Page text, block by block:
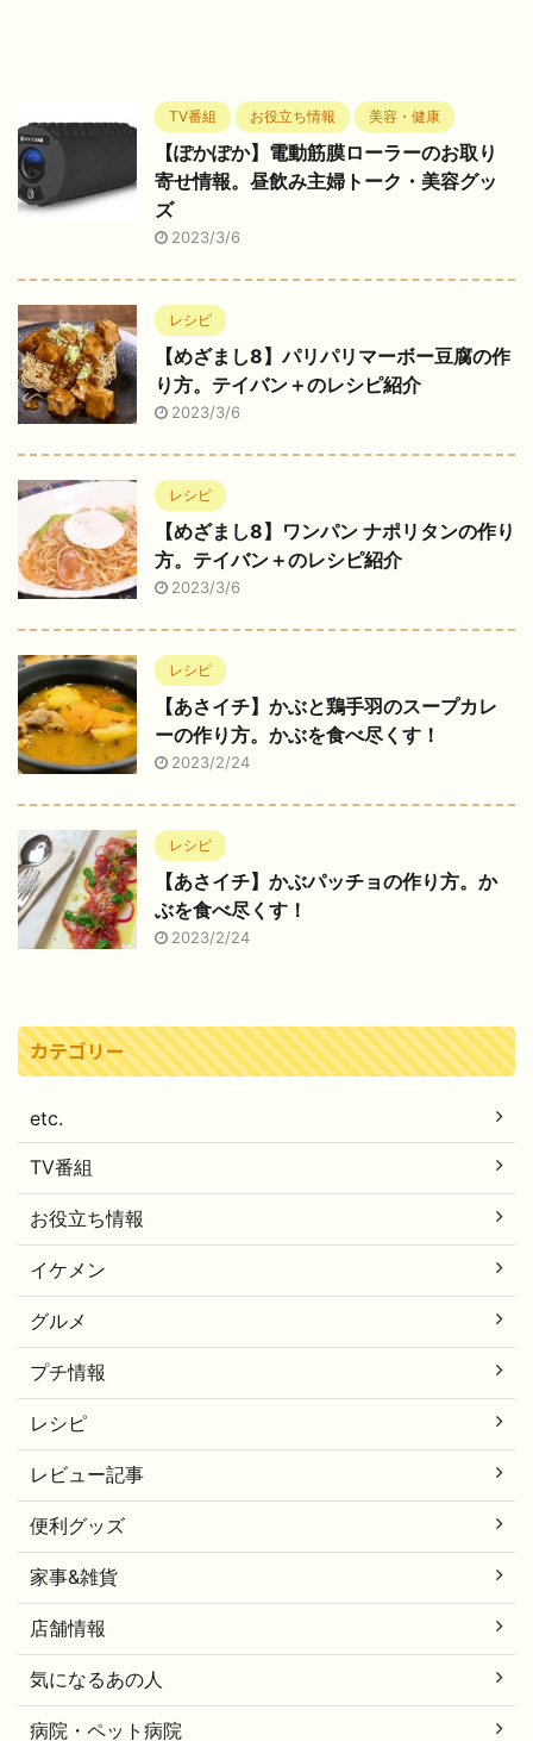
TV番組 お役立ち情報 美容・健康
【ぽかぽか】電動筋膜ローラーのお取り
寄せ情報。昼飲み主婦トーク・美容グッ
ズ
2023/3/6
レシピ
【めざまし8】パリパリマーボー豆腐の作
り方。テイバン＋のレシピ紹介
2023/3/6
レシピ
【めざまし8】ワンパン ナポリタンの作り
方。テイバン＋のレシピ紹介
2023/3/6
レシピ
【あさイチ】かぶと鶏手羽のスープカレ
ーの作り方。かぶを食べ尽くす！
2023/2/24
レシピ
【あさイチ】かぶパッチョの作り方。か
ぶを食べ尽くす！
2023/2/24
カテゴリー
etc.
TV番組
お役立ち情報
イケメン
グルメ
プチ情報
レシピ
レビュー記事
便利グッズ
家事&雑貨
店舗情報
気になるあの人
病院・ペット病院